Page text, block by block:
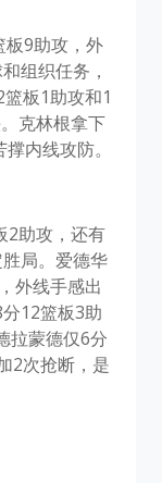
板9助攻，外
组织任务，
板1助攻和1
克林根拿下
内线攻防。
2助攻，还有
局。爱德华
外线手感出
12篮板3助
拉蒙德仅6分
2次抢断，是